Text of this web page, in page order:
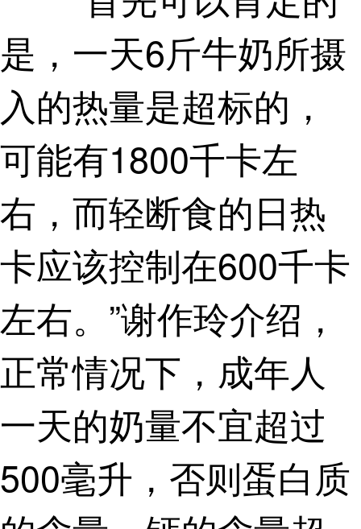
是，一天6斤牛奶所摄
入的热量是超标的，
可能有1800千卡左
右，而轻断食的日热
卡应该控制在600千卡
左右。”谢作玲介绍，
正常情况下，成年人
一天的奶量不宜超过
500毫升，否则蛋白质